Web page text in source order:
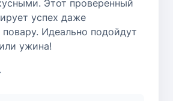
Этот проверенный
успех даже
Идеально подойдут
ужина!